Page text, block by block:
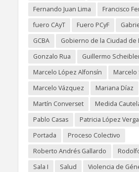
Fernando Juan Lima
Francisco
fuero CAyT
Fuero PCyF
GCBA
Gobierno de la Ciudad de
Gonzalo Rua
Guillermo
Marcelo López Alfonsín
Marcelo
Marcelo Vázquez
Mariana Díaz
Martín Converset
Medida
Pablo Casas
Patricia López
Portada
Proceso Colectivo
Roberto Andrés Gallardo
Sala I
Salud
Violencia de